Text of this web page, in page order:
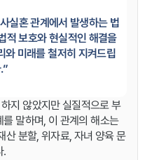
실혼 관계에서 발생하는 법
적 보호와 현실적인 해결을
와 미래를 철저히 지켜드립
지 않았지만 실질적으로 부
말하며, 이 관계의 해소는
산 분할, 위자료, 자녀 양육 문
.